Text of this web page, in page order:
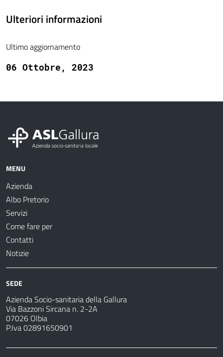
Ulteriori informazioni
Ultimo aggiornamento
06 Ottobre, 2023
MENU
Azienda
Albo Pretorio
Servizi
Come fare per
Contatti
Notizie
SEDE
Azienda Socio-sanitaria della Gallura
Via Bazzoni Sircana n. 2-2A
07026 Olbia
P.Iva 02891650901